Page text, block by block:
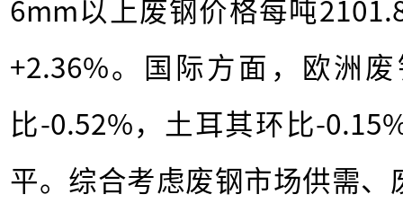
6mm以上废钢价格每吨
+2.36%。国际方面，欧洲
比-0.52%，土耳其环比-
平。综合考虑废钢市场供需